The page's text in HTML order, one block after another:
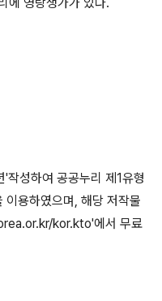
성하여 공공누리 제1유형
이용하였으며, 해당 저작물
kor.kto'에서 무료